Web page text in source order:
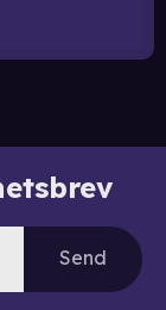
Send